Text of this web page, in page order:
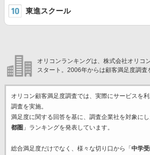
東進スクール
オリコンランキングは、株式会社オリコ
スタート。2006年からは顧客満足度調査
オリコン顧客満足度調査では、実際にサービスを
調査を実施。
満足度に関する回答を基に、調査企業社を対象にし
都圏 」ランキングを発表しています。
総合満足度だけでなく、様々な切り口から「 中学